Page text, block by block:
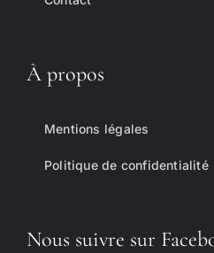
À propos
Mentions légales
Politique de confidentialité
Nous suivre sur